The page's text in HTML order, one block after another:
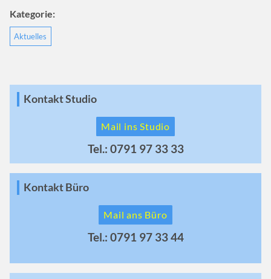
Kategorie:
Aktuelles
Kontakt Studio
Mail ins Studio
Tel.: 0791 97 33 33
Kontakt Büro
Mail ans Büro
Tel.: 0791 97 33 44